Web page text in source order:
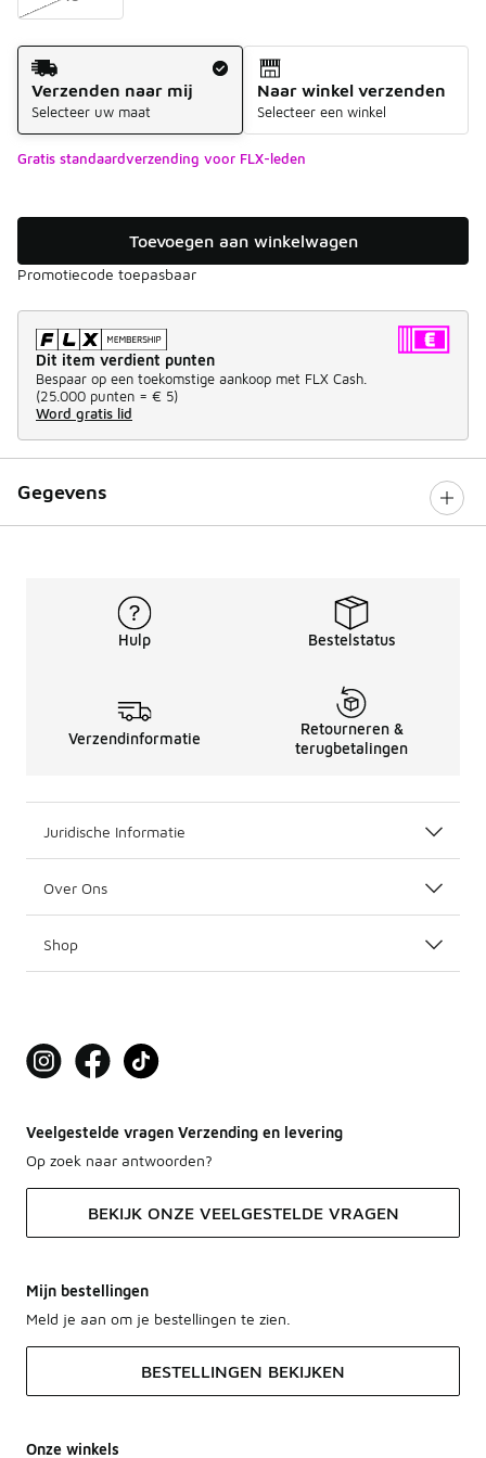
Verzendmethode
Verzenden naar mij
Selecteer uw maat
Naar winkel verzenden
Selecteer een winkel
Gratis standaardverzending voor FLX-leden
Toevoegen aan winkelwagen
Promotiecode toepasbaar
Dit item verdient punten
Bespaar op een toekomstige aankoop met FLX Cash.
(25.000 punten = € 5)
Word gratis lid
Gegevens
Hulp Bestelstatus
Verzendinformatie
Retourneren &
terugbetalingen
Juridische Informatie
Over Ons
Shop
Veelgestelde vragen Verzending en levering
Op zoek naar antwoorden?
BEKIJK ONZE VEELGESTELDE VRAGEN
Mijn bestellingen
Meld je aan om je bestellingen te zien.
BESTELLINGEN BEKIJKEN
Onze winkels